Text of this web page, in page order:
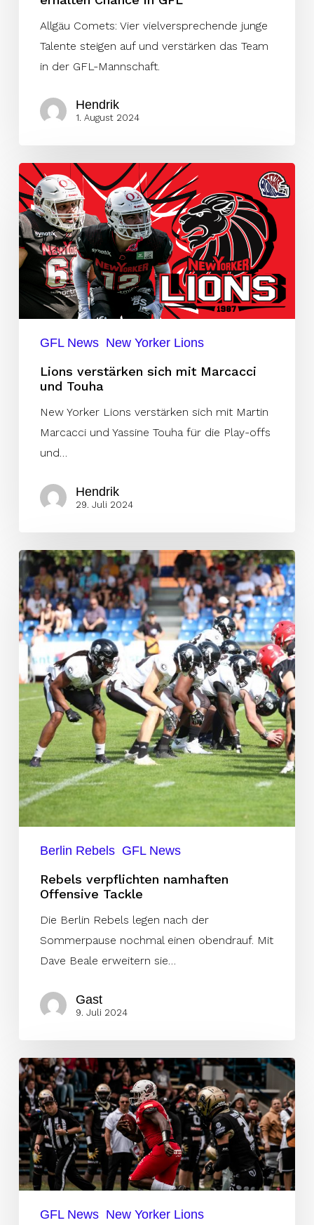
Allgäu Comets: Vier vielversprechende junge
Talente steigen auf und verstärken das Team
in der GFL-Mannschaft.
Hendrik
1. August 2024
Lions
verstärken
sich
mit
Marcacci
GFL News New Yorker Lions
Lions verstärken sich mit Marcacci
und Touha
New Yorker Lions verstärken sich mit Martin
Marcacci und Yassine Touha für die Play-offs
und…
Hendrik
29. Juli 2024
Rebels
verpflichten
namhaften
Offensive
Tackle
Berlin Rebels GFL News
Rebels verpflichten namhaften
Offensive Tackle
Die Berlin Rebels legen nach der
Sommerpause nochmal einen obendrauf. Mit
Dave Beale erweitern sie…
Gast
9. Juli 2024
Lions
lassen
Dolphins
keine
Chance
GFL News New Yorker Lions